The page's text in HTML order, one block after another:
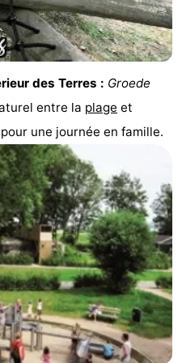
des Terres : Groede
entre la plage et
une journée en famille.